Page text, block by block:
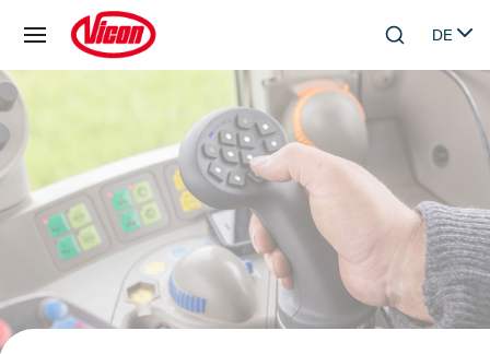
Skip to main contentSearchDE
Select
Cookie-Einstellungen